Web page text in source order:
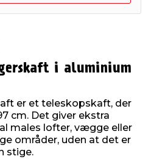
i aluminium
er et teleskopskaft, der
cm. Det giver ekstra
males lofter, vægge eller
områder, uden at det er
stige.